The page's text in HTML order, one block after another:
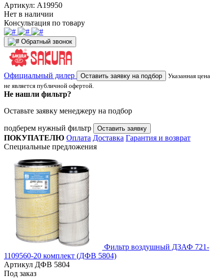
Артикул: A19950
Нет в наличии
Консультация по товару
Обратный звонок
Официальный дилер Оставить заявку на подбор
Указанная цена
не является публичной офертой.
Не нашли фильтр?
Оставьте заявку менеджеру на подбор
подберем нужный фильтр Оставить заявку
ПОКУПАТЕЛЮ Оплата Доставка Гарантия и возврат
Специальные предложения
Фильтр воздушный ДЗАФ 721-
1109560-20 комплект (ДФВ 5804)
Артикул ДФВ 5804
Под заказ